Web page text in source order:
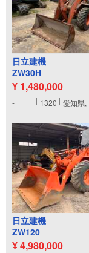
日立建機
ZW30H
¥ 1,480,000
- 1320 愛知県,
日立建機
ZW120
¥ 4,980,000